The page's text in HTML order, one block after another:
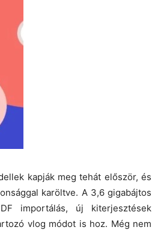
kapják meg tehát először, és
karöltve. A 3,6 gigabájtos
importálás, új kiterjesztések
vlog módot is hoz. Még nem